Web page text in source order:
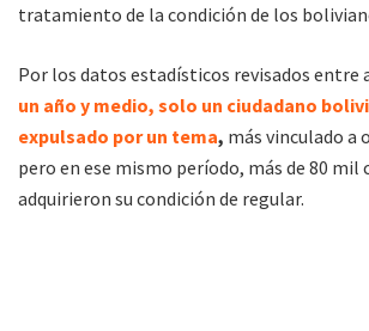
tratamiento de la condición de los
Por los datos estadísticos revisados entre
un año y medio, solo un ciudadano
expulsado por un tema, más vinculado a
pero en ese mismo período, más de 80 mil
adquirieron su condición de regular.